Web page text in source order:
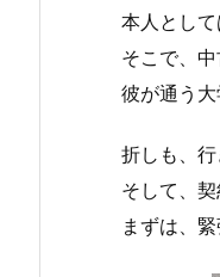
本人とし
そこで、
彼が通う
折しも、
そして、
まずは、緊